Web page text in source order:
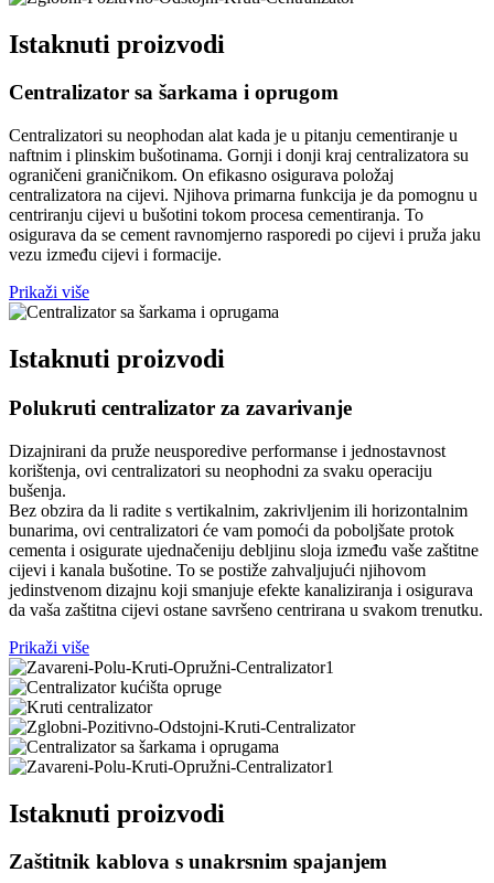
Istaknuti proizvodi
Centralizator sa šarkama i oprugom
Centralizatori su neophodan alat kada je u pitanju cementiranje u
naftnim i plinskim bušotinama. Gornji i donji kraj centralizatora su
ograničeni graničnikom. On efikasno osigurava položaj
centralizatora na cijevi. Njihova primarna funkcija je da pomognu u
centriranju cijevi u bušotini tokom procesa cementiranja. To
osigurava da se cement ravnomjerno rasporedi po cijevi i pruža jaku
vezu između cijevi i formacije.
Prikaži više
Istaknuti proizvodi
Polukruti centralizator za zavarivanje
Dizajnirani da pruže neusporedive performanse i jednostavnost
korištenja, ovi centralizatori su neophodni za svaku operaciju
bušenja.
Bez obzira da li radite s vertikalnim, zakrivljenim ili horizontalnim
bunarima, ovi centralizatori će vam pomoći da poboljšate protok
cementa i osigurate ujednačeniju debljinu sloja između vaše zaštitne
cijevi i kanala bušotine. To se postiže zahvaljujući njihovom
jedinstvenom dizajnu koji smanjuje efekte kanaliziranja i osigurava
da vaša zaštitna cijevi ostane savršeno centrirana u svakom trenutku.
Prikaži više
Istaknuti proizvodi
Zaštitnik kablova s ​​unakrsnim spajanjem